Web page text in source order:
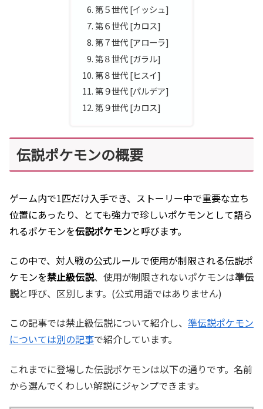
第５世代 [イッシュ]
第６世代 [カロス]
第７世代 [アローラ]
第８世代 [ガラル]
第８世代 [ヒスイ]
第９世代 [パルデア]
第９世代 [カロス]
伝説ポケモンの概要
ゲーム内で1匹だけ入手でき、 ストーリー中で重要な立ち
位置にあったり、とても強力で珍しいポケモンとして語ら
れるポケモンを伝説ポケモンと呼びます。
この中で、 対人戦の公式ルールで使用が制限される伝説ポ
ケモンを禁止級伝説、使用が制限されないポケモンは準伝
説と呼び、区別します。(公式用語ではありません)
この記事では禁止級伝説について紹介し、 準伝説ポケモン
については別の記事で紹介しています。
これまでに登場した伝説ポケモンは以下の通りです。名前
から選んでくわしい解説にジャンプできます。